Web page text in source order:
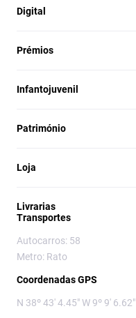
Digital
Prémios
Infantojuvenil
Património
Loja
Livrarias
Transportes
Autocarros: 58
Metro: Rato
Coordenadas GPS
N 38º 43' 4.45" W 9º 9' 6.62"